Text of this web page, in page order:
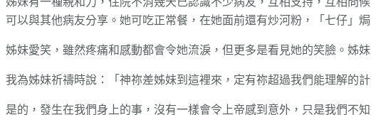
可以與其他病友分享。她可吃正常餐，在她面前還有炒河粉，「七仔」
姊妹愛笑，雖然疼痛和感動都會令她流淚，但更多是看見她的笑臉。姊
我為姊妹祈禱時說：「神祢差姊妹到這裡來，定有祢超過我們能理解的計
是的，發生在我們身上的事，沒有一樣會令上帝感到意外，只是我們不